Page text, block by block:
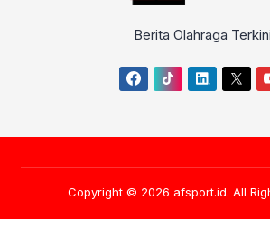
Berita Olahraga Terkini
Copyright © 2026 afsport.id. All